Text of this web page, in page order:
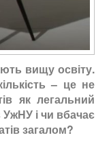
вищу освіту.
– це не
як легальний
УжНУ і чи вбачає
загалом?